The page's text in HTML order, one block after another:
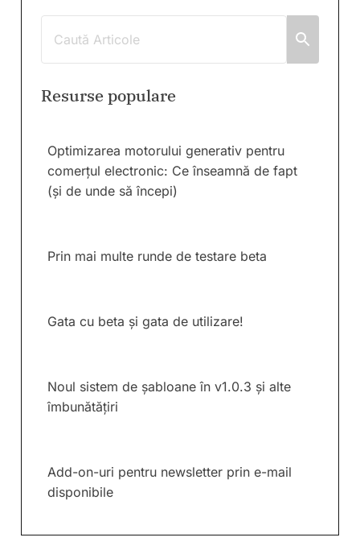
Resurse populare
Optimizarea motorului generativ pentru
comerțul electronic: Ce înseamnă de fapt
(și de unde să începi)
Prin mai multe runde de testare beta
Gata cu beta și gata de utilizare!
Noul sistem de șabloane în v1.0.3 și alte
îmbunătățiri
Add-on-uri pentru newsletter prin e-mail
disponibile